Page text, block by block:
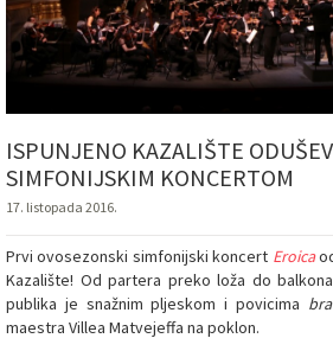
ISPUNJENO KAZALIŠTE
SIMFONIJSKIM KONCERTOM
17. listopada 2016.
Prvi ovosezonski simfonijski koncert Eroica
Kazalište! Od partera preko loža do
publika je snažnim pljeskom i povicima
maestra Villea Matvejeffa na poklon.